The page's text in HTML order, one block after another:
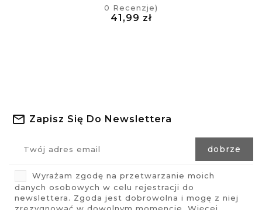
0 Recenzje)
41,99 złCena
Zapisz Się Do Newslettera
Wyrażam zgodę na przetwarzanie moich
danych osobowych w celu rejestracji do
newslettera. Zgoda jest dobrowolna i mogę z niej